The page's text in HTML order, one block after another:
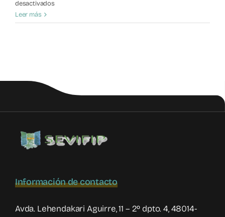
desactivadosen
filio-
siete
Leer más
Información de contacto
Avda. Lehendakari Aguirre, 11 – 2º dpto. 4, 48014-